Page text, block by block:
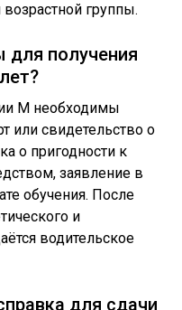
группы.
получения
М необходимы
или свидетельство о
о пригодности к
заявление в
обучения. После
и
водительское
для сдачи